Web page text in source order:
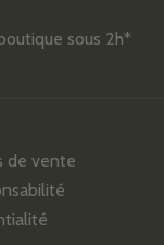
sous 2h*
de vente